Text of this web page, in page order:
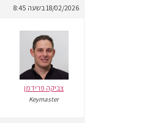
18/02/2026 בשעה 8:45
צביקה פרידמן
Keymaster